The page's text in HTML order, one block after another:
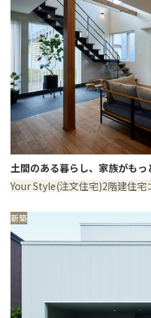
土間のある暮らし、家族がもっ
Your Style(注文住宅)2階建住宅
新築